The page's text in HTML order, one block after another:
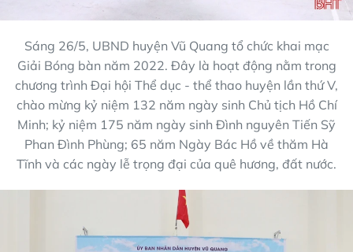
Sáng 26/5, UBND huyện Vũ Quang tổ chức khai mạc
Giải Bóng bàn năm 2022. Đây là hoạt động nằm trong
chương trình Đại hội Thể dục - thể thao huyện lần thứ V,
chào mừng kỷ niệm 132 năm ngày sinh Chủ tịch Hồ Chí
Minh; kỷ niệm 175 năm ngày sinh Đình nguyên Tiến Sỹ
Phan Đình Phùng; 65 năm Ngày Bác Hồ về thăm Hà
Tĩnh và các ngày lễ trọng đại của quê hương, đất nước.